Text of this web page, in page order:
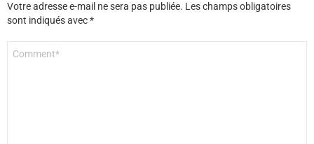
Votre adresse e-mail ne sera pas publiée. Les champs obligatoires
sont indiqués avec*